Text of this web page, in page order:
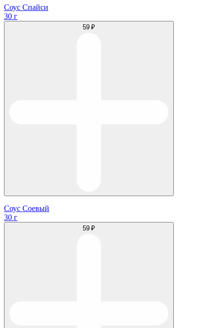
Соус Спайси
30 г
59 ₽
Соус Соевый
30 г
59 ₽